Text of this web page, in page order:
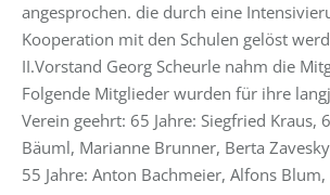
angesprochen. die durch eine
Kooperation mit den Schulen gelöst
II.Vorstand Georg Scheurle nahm die
Folgende Mitglieder wurden für ihre
Verein geehrt: 65 Jahre: Siegfried Kraus,
Bäuml, Marianne Brunner, Berta
55 Jahre: Anton Bachmeier, Alfons